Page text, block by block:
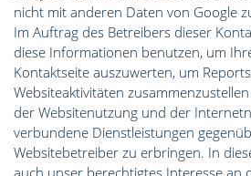
nicht mit anderen Daten von Google
Im Auftrag des Betreibers dieser
diese Informationen benutzen, um
Kontaktseite auszuwerten, um
Websiteaktivitäten
der Websitenutzung und der
verbundene Dienstleistungen
Websitebetreiber zu erbringen. In